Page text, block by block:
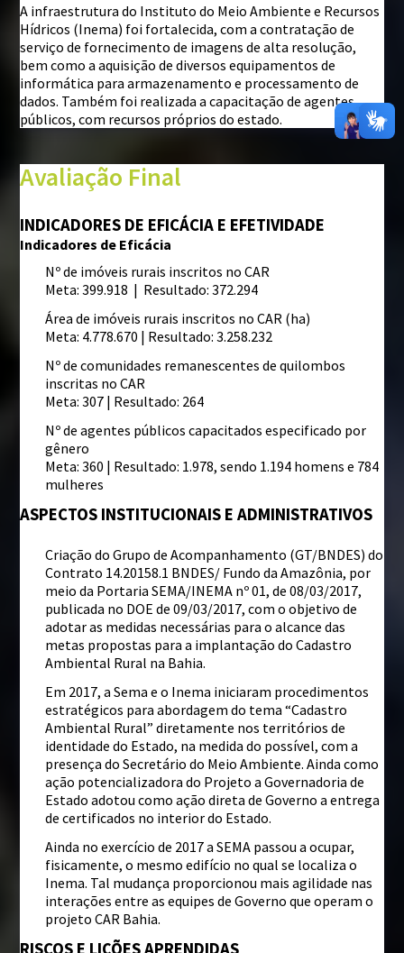
A infraestrutura do Instituto do Meio Ambiente e Recursos
Hídricos (Inema) foi fortalecida, com a contratação de
serviço de fornecimento de imagens de alta resolução,
bem como a aquisição de diversos equipamentos de
informática para armazenamento e processamento de
dados. Também foi realizada a capacitação de agentes
públicos, com recursos próprios do estado.
Avaliação Final
INDICADORES DE EFICÁCIA E EFETIVIDADE
Indicadores de Eficácia
Nº de imóveis rurais inscritos no CAR
Meta: 399.918 | Resultado: 372.294
Área de imóveis rurais inscritos no CAR (ha)
Meta: 4.778.670 | Resultado: 3.258.232
Nº de comunidades remanescentes de quilombos
inscritas no CAR
Meta: 307 | Resultado: 264
Nº de agentes públicos capacitados especificado por
gênero
Meta: 360 | Resultado: 1.978, sendo 1.194 homens e 784
mulheres
ASPECTOS INSTITUCIONAIS E ADMINISTRATIVOS
Criação do Grupo de Acompanhamento (GT/BNDES) do
Contrato 14.20158.1 BNDES/ Fundo da Amazônia, por
meio da Portaria SEMA/INEMA nº 01, de 08/03/2017,
publicada no DOE de 09/03/2017, com o objetivo de
adotar as medidas necessárias para o alcance das
metas propostas para a implantação do Cadastro
Ambiental Rural na Bahia.
Em 2017, a Sema e o Inema iniciaram procedimentos
estratégicos para abordagem do tema “Cadastro
Ambiental Rural” diretamente nos territórios de
identidade do Estado, na medida do possível, com a
presença do Secretário do Meio Ambiente. Ainda como
ação potencializadora do Projeto a Governadoria de
Estado adotou como ação direta de Governo a entrega
de certificados no interior do Estado.
Ainda no exercício de 2017 a SEMA passou a ocupar,
fisicamente, o mesmo edifício no qual se localiza o
Inema. Tal mudança proporcionou mais agilidade nas
interações entre as equipes de Governo que operam o
projeto CAR Bahia.
RISCOS E LIÇÕES APRENDIDAS